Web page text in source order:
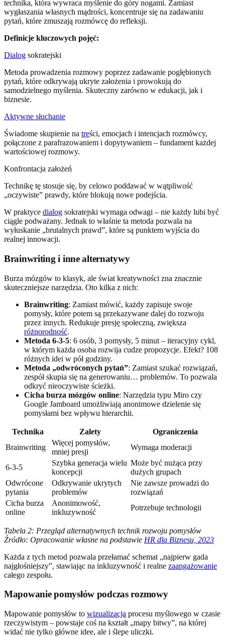
technika, która wywraca myślenie do góry nogami. Zamiast
wygłaszania własnych mądrości, koncentruje się na zadawaniu
pytań, które zmuszają rozmówcę do refleksji.
Definicje kluczowych pojęć:
Dialog sokratejski
Metoda prowadzenia rozmowy poprzez zadawanie pogłębionych
pytań, które odkrywają ukryte założenia i prowokują do
samodzielnego myślenia. Skuteczny zarówno w edukacji, jak i
biznesie.
Aktywne słuchanie
Świadome skupienie na treści, emocjach i intencjach rozmówcy,
połączone z parafrazowaniem i dopytywaniem – fundament każdej
wartościowej rozmowy.
Konfrontacja założeń
Technikę tę stosuje się, by celowo poddawać w wątpliwość
„oczywiste” prawdy, które blokują nowe podejścia.
W praktyce dialog sokratejski wymaga odwagi – nie każdy lubi być
ciągle podważany. Jednak to właśnie ta metoda pozwala na
wyłuskanie „brutalnych prawd”, które są punktem wyjścia do
realnej innowacji.
Brainwriting i inne alternatywy
Burza mózgów to klasyk, ale świat kreatywności zna znacznie
skuteczniejsze narzędzia. Oto kilka z nich:
Brainwriting: Zamiast mówić, każdy zapisuje swoje
pomysły, które potem są przekazywane dalej do rozwoju
przez innych. Redukuje presję społeczną, zwiększa
różnorodność.
Metoda 6-3-5: 6 osób, 3 pomysły, 5 minut – iteracyjny cykl,
w którym każda osoba rozwija cudze propozycje. Efekt? 108
różnych idei w pół godziny.
Metoda „odwróconych pytań”: Zamiast szukać rozwiązań,
zespół skupia się na generowaniu… problemów. To pozwala
odkryć nieoczywiste ścieżki.
Cicha burza mózgów online: Narzędzia typu Miro czy
Google Jamboard umożliwiają anonimowe dzielenie się
pomysłami bez wpływu hierarchii.
Technika Zalety
Ograniczenia
Brainwriting
Więcej pomysłów,
mniej presji
Wymaga moderacji
6-3-5
Szybka generacja wielu
koncepcji
Może być nużąca przy
dużych grupach
Odwrócone
pytania
Odkrywanie ukrytych
problemów
Nie zawsze prowadzi do
rozwiązań
Cicha burza
online
Anonimowość,
inkluzywność
Potrzebuje technologii
Tabela 2: Przegląd alternatywnych technik rozwoju pomysłów
Źródło: Opracowanie własne na podstawie HR dla Biznesu, 2023
Każda z tych metod pozwala przełamać schemat „najpierw gada
najgłośniejszy”, stawiając na inkluzywność i realne zaangażowanie
całego zespołu.
Mapowanie pomysłów podczas rozmowy
Mapowanie pomysłów to wizualizacja procesu myślowego w czasie
rzeczywistym – powstaje coś na kształt „mapy bitwy”, na której
widać nie tylko główne idee, ale i ślepe uliczki.